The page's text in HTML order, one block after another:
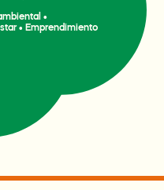
•
• Emprendimiento